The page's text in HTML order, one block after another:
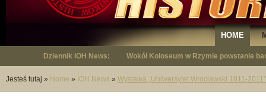
HOME
Dziennik IOH News: "Niepodległy - opowieść o Januszu
Jesteś tutaj » Home » IOH News » Wystawa „Uniwersytet Wrocławski 1811-